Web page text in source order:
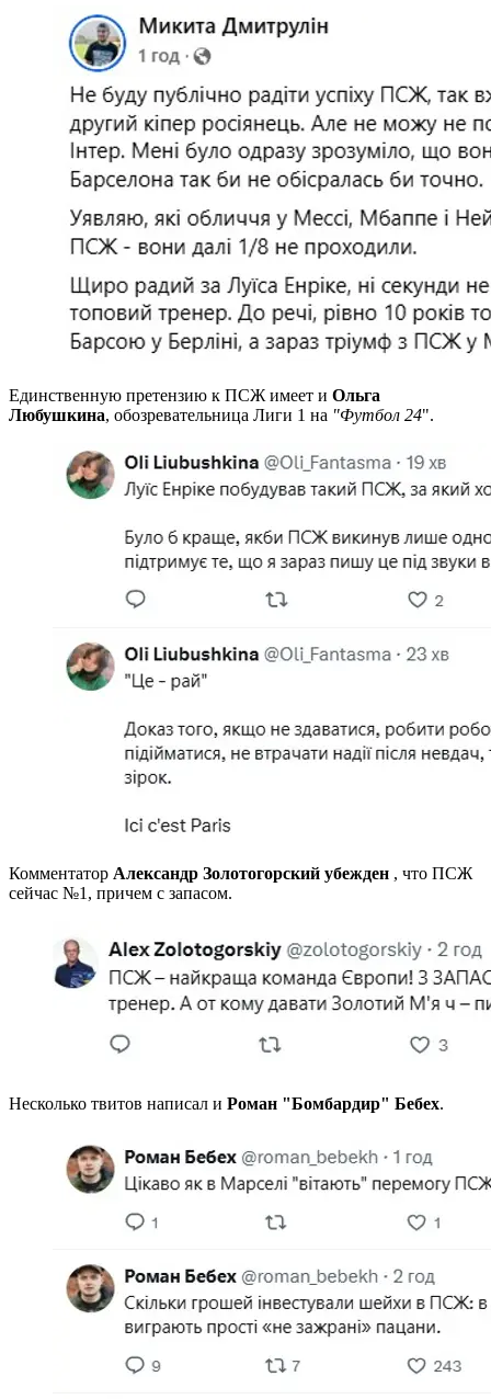
Единственную претензию к ПСЖ имеет и Ольга
Любушкина, обозревательница Лиги 1 на "Футбол 24".
Комментатор Александр Золотогорский убежден , что ПСЖ
сейчас №1, причем с запасом.
Несколько твитов написал и Роман "Бомбардир" Бебех.